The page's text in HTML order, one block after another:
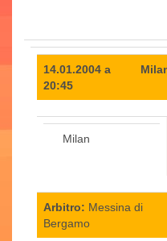
14.01.2004 a
20:45
Milan
Arbitro: Messina di
Bergamo